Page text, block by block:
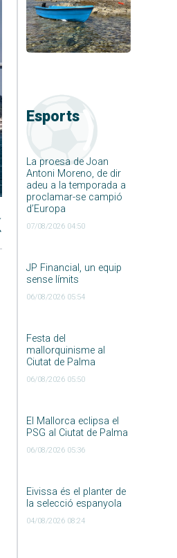
Esports
La proesa de Joan
Antoni Moreno, de dir
adeu a la temporada a
proclamar-se campió
d’Europa
07/08/2026 04:50
JP Financial, un equip
sense límits
06/08/2026 05:54
Festa del
mallorquinisme al
Ciutat de Palma
06/08/2026 05:50
El Mallorca eclipsa el
PSG al Ciutat de Palma
06/08/2026 05:36
Eivissa és el planter de
la selecció espanyola
04/08/2026 08:24